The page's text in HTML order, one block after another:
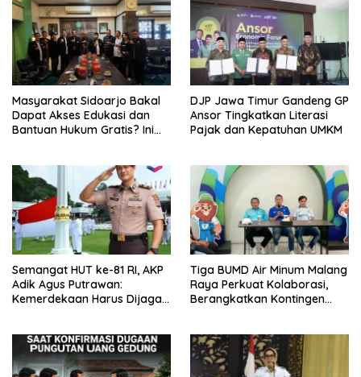
Masyarakat Sidoarjo Bakal
Dapat Akses Edukasi dan
Bantuan Hukum Gratis? Ini
DJP Jawa Timur Gandeng GP
Ansor Tingkatkan Literasi
Pajak dan Kepatuhan UMKM
Semangat HUT ke-81 RI, AKP
Adik Agus Putrawan:
Kemerdekaan Harus Dijaga
Tiga BUMD Air Minum Malang
Raya Perkuat Kolaborasi,
Berangkatkan Kontingen